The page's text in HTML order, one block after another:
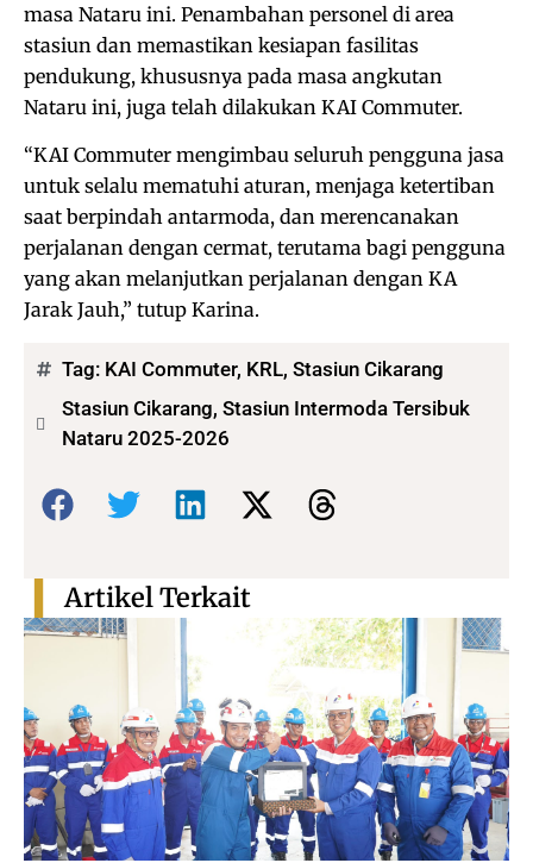
masa Nataru ini. Penambahan personel di area
stasiun dan memastikan kesiapan fasilitas
pendukung, khususnya pada masa angkutan
Nataru ini, juga telah dilakukan KAI Commuter.
“KAI Commuter mengimbau seluruh pengguna jasa
untuk selalu mematuhi aturan, menjaga ketertiban
saat berpindah antarmoda, dan merencanakan
perjalanan dengan cermat, terutama bagi pengguna
yang akan melanjutkan perjalanan dengan KA
Jarak Jauh,” tutup Karina.
Tag: KAI Commuter, KRL, Stasiun Cikarang
Stasiun Cikarang, Stasiun Intermoda Tersibuk
Nataru 2025-2026
Bagikan:
Artikel Terkait